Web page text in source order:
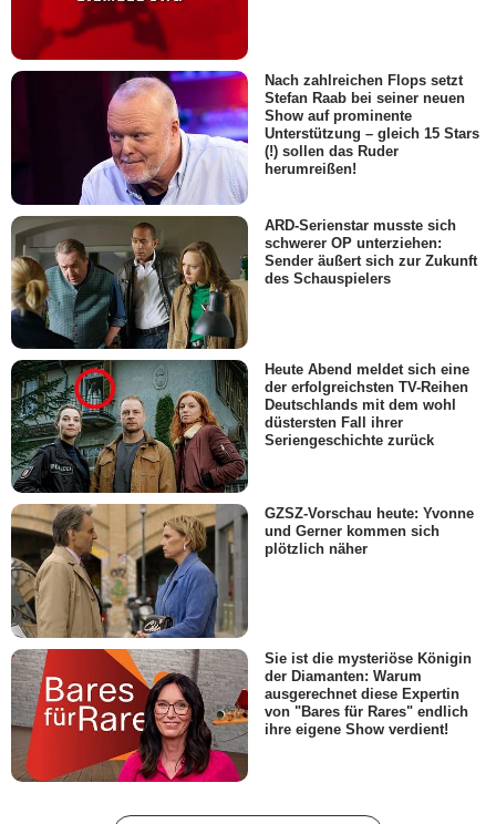
Nach zahlreichen Flops setzt
Stefan Raab bei seiner neuen
Show auf prominente
Unterstützung – gleich 15 Stars
(!) sollen das Ruder
herumreißen!
ARD-Serienstar musste sich
schwerer OP unterziehen:
Sender äußert sich zur Zukunft
des Schauspielers
Heute Abend meldet sich eine
der erfolgreichsten TV-Reihen
Deutschlands mit dem wohl
düstersten Fall ihrer
Seriengeschichte zurück
GZSZ-Vorschau heute: Yvonne
und Gerner kommen sich
plötzlich näher
Sie ist die mysteriöse Königin
der Diamanten: Warum
ausgerechnet diese Expertin
von "Bares für Rares" endlich
ihre eigene Show verdient!